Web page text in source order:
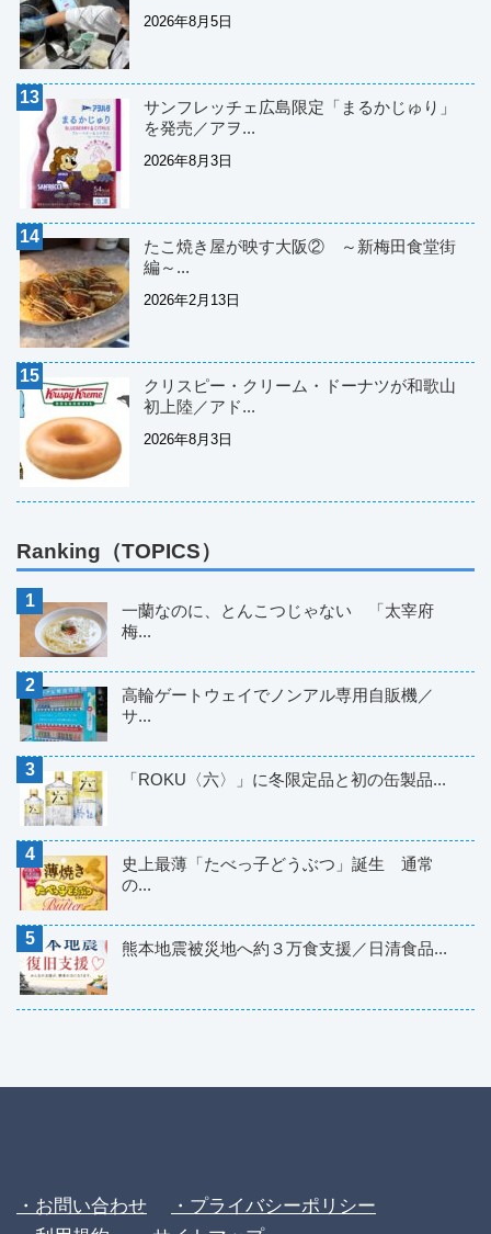
2026年8月5日
サンフレッチェ広島限定「まるかじゅり」
を発売／アヲ...
2026年8月3日
たこ焼き屋が映す大阪② ～新梅田食堂街
編～...
2026年2月13日
クリスピー・クリーム・ドーナツが和歌山
初上陸／アド...
2026年8月3日
Ranking（TOPICS）
一蘭なのに、とんこつじゃない 「太宰府
梅...
高輪ゲートウェイでノンアル専用自販機／
サ...
「ROKU〈六〉」に冬限定品と初の缶製品...
史上最薄「たべっ子どうぶつ」誕生 通常
の...
熊本地震被災地へ約３万食支援／日清食品...
・お問い合わせ
・プライバシーポリシー